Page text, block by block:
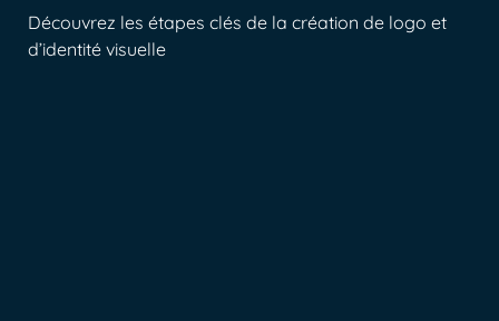
Découvrez les étapes clés de la création de logo et
d’identité visuelle